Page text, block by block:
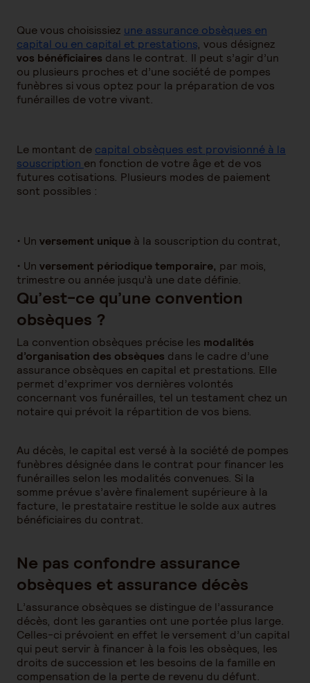
Que vous choisissiez une assurance obsèques en
capital ou en capital et prestations, vous désignez
vos bénéficiaires dans le contrat. Il peut s’agir d’un
ou plusieurs proches et d’une société de pompes
funèbres si vous optez pour la préparation de vos
funérailles de votre vivant.
Le montant de capital obsèques est provisionné à la
souscription en fonction de votre âge et de vos
futures cotisations. Plusieurs modes de paiement
sont possibles :
• Un versement unique à la souscription du contrat,
• Un versement périodique temporaire, par mois,
trimestre ou année jusqu’à une date définie.
Qu’est-ce qu’une convention
obsèques ?
La convention obsèques précise les modalités
d’organisation des obsèques dans le cadre d’une
assurance obsèques en capital et prestations. Elle
permet d’exprimer vos dernières volontés
concernant vos funérailles, tel un testament chez un
notaire qui prévoit la répartition de vos biens.
Au décès, le capital est versé à la société de pompes
funèbres désignée dans le contrat pour financer les
funérailles selon les modalités convenues. Si la
somme prévue s’avère finalement supérieure à la
facture, le prestataire restitue le solde aux autres
bénéficiaires du contrat.
Ne pas confondre assurance
obsèques et assurance décès
L’assurance obsèques se distingue de l’assurance
décès, dont les garanties ont une portée plus large.
Celles-ci prévoient en effet le versement d’un capital
qui peut servir à financer à la fois les obsèques, les
droits de succession et les besoins de la famille en
compensation de la perte de revenu du défunt.